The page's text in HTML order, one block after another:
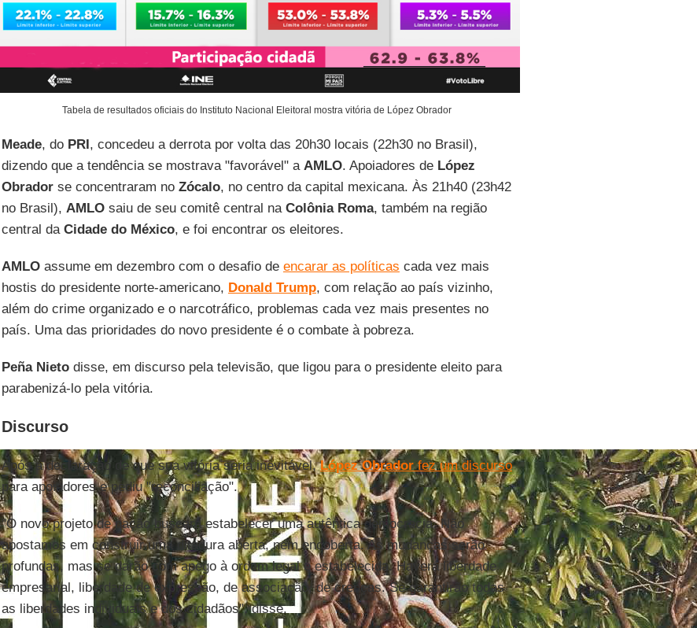
Tabela de resultados oficiais do Instituto Nacional Eleitoral mostra vitória de López Obrador
Meade, do PRI, concedeu a derrota por volta das 20h30 locais (22h30 no Brasil),
dizendo que a tendência se mostrava "favorável" a AMLO. Apoiadores de López
Obradorse concentraram no Zócalo, no centro da capital mexicana. Às 21h40 (23h42
no Brasil), AMLOsaiu de seu comitê central na Colônia Roma, também na região
central da Cidade do México, e foi encontrar os eleitores.
AMLOassume em dezembro com o desafio de encarar as políticas cada vez mais
hostis do presidente norte-americano, Donald Trump, com relação ao país vizinho,
além do crime organizado e o narcotráfico, problemas cada vez mais presentes no
país. Uma das prioridades do novo presidente é o combate à pobreza.
Peña Nietodisse, em discurso pela televisão, que ligou para o presidente eleito para
parabenizá-lo pela vitória.
Discurso
Após a declaração de que sua vitória seria inevitável,López Obradorfez um discurso
para apoiadores e pediu "reconciliação".
"O novo projeto de nação buscará estabelecer uma autêntica democracia. Não
apostamos em construir uma ditadura aberta, nem encoberta. As mudanças serão
profundas, mas se darão com apego à ordem legal e estabelecida. Haverá liberdade
empresarial, liberdade de expressão, de associação, de crenças. Se garantirão todas
as liberdades individuais e dos cidadãos", disse.